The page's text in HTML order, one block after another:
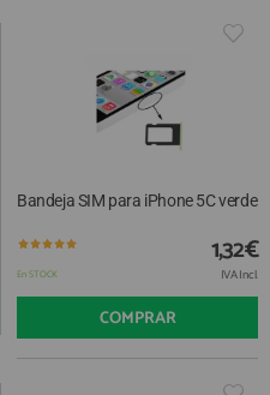
Bandeja SIM para iPhone 5C verde
En STOCK
1,32€
IVA Incl.
COMPRAR